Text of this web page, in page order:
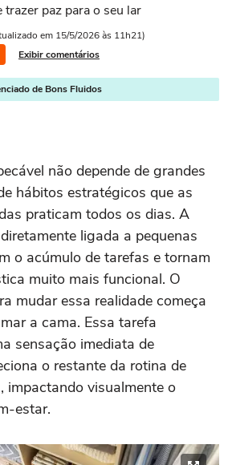
trazer paz para o seu lar
em 15/5/2026 às 11h21)
Exibir comentários
de Bons Fluidos
não depende de grandes
hábitos estratégicos que as
praticam todos os dias. A
ligada a pequenas
o acúmulo de tarefas e tornam
muito mais funcional. O
mudar essa realidade começa
a cama. Essa tarefa
sensação imediata de
o restante da rotina de
impactando visualmente o
estar.